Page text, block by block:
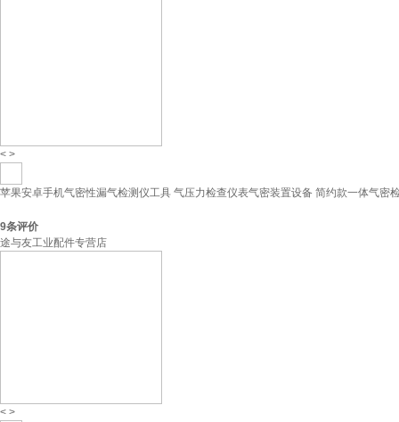
< >
苹果安卓手机气密性漏气检测仪工具 气压力检查仪表气密装置设备 简约款一体气密
9条评价
途与友工业配件专营店
< >